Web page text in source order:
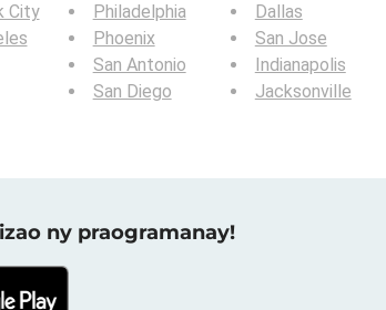
City
Philadelphia
Phoenix
San Antonio
San Diego
Dallas
San Jose
Indianapolis
Jacksonville
ny praogramanay!